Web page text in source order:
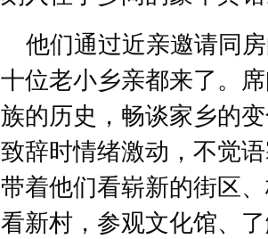
他们通过近亲邀请同
十位老小乡亲都来了。
族的历史，畅谈家乡的
致辞时情绪激动，不觉
带着他们看崭新的街区
看新村，参观文化馆、